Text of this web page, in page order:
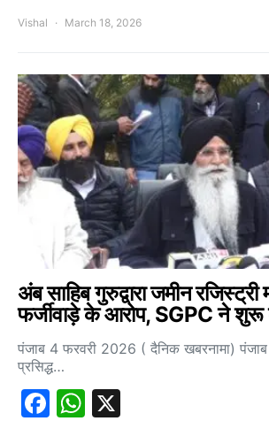
Vishal March 18, 2026
अंब साहिब गुरुद्वारा जमीन
फर्जीवाड़े के आरोप, SGPC ने शुरू
पंजाब 4 फरवरी 2026 ( दैनिक खबरनामा)
प्रसिद्ध…
Facebook
WhatsApp